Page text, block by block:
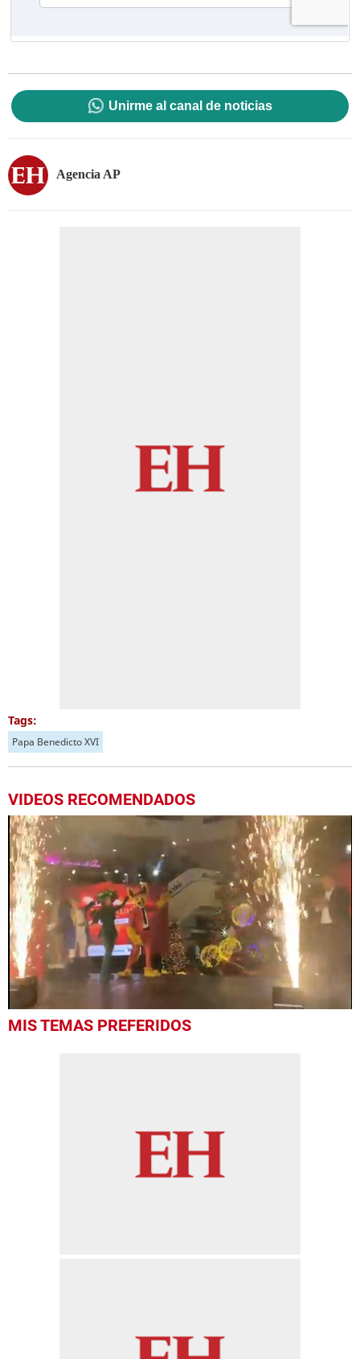
Unirme al canal de noticias
Agencia AP
Tags:
Papa Benedicto XVI
VIDEOS RECOMENDADOS
seconds
MIS TEMAS PREFERIDOS